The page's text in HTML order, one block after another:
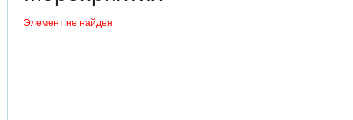
Элемент не найден